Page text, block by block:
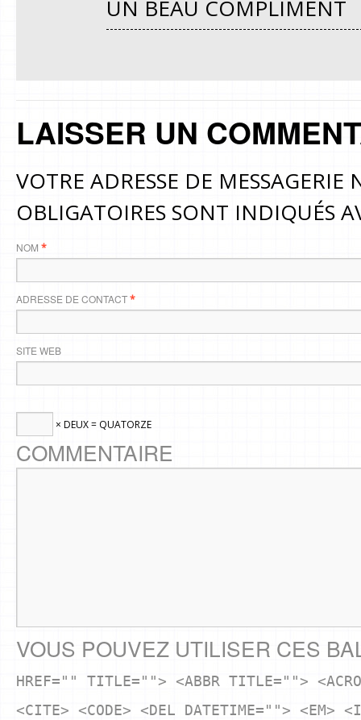
UN BEAU COMPLIMENT
LAISSER UN
VOTRE ADRESSE DE MESSAGERIE
OBLIGATOIRES SONT INDIQUÉS
NOM *
ADRESSE DE CONTACT*
SITE WEB
× DEUX = QUATORZE
COMMENTAIRE
VOUS POUVEZ UTILISER CES
HREF="" TITLE=""> <ABBR TITLE="">
<CITE> <CODE> <DEL DATETIME=""> <EM>